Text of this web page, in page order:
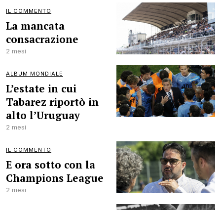
IL COMMENTO
La mancata
consacrazione
2 mesi
ALBUM MONDIALE
L’estate in cui
Tabarez riportò in
alto l’Uruguay
2 mesi
IL COMMENTO
E ora sotto con la
Champions League
2 mesi